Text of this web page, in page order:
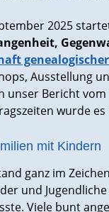
2025
genealogischer
Ausstellung
unser Bericht
wurde
mit Kindern
ganz im
und
Viele bunt